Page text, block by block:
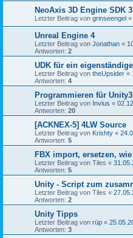
NeoAxis 3D Engine SDK
Letzter Beitrag von grinseengel «
Unreal Engine 4
Letzter Beitrag von Jonathan «
Antworten: 2
UDK für ein
Letzter Beitrag von theUpsider «
Antworten: 4
Programmieren für
Letzter Beitrag von Invius «
Antworten: 20
[ACKNEX-5] 4LW Source
Letzter Beitrag von Krishty «
Antworten: 5
FBX import, ersetzen,
Letzter Beitrag von Tiles «
Antworten: 5
Unity - Script zum
Letzter Beitrag von Tiles «
Antworten: 2
Unity Tipps
Letzter Beitrag von rüp «
Antworten: 3